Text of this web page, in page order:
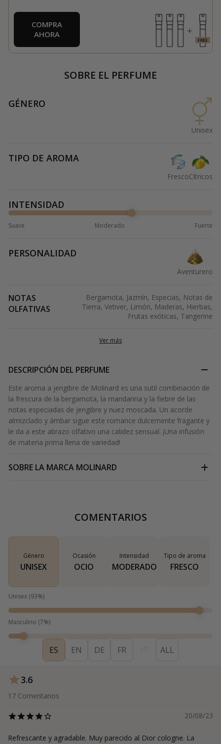
COMPRA
AHORA
SOBRE EL PERFUME
GÉNERO
Unisex
TIPO DE AROMA
FrescoCítricos
INTENSIDAD
Suave Moderado Fuerte
PERSONALIDAD
Aventurero
NOTAS
OLFATIVAS
Bergamota, Jazmín, Especias, Notas de
Tierra, Vetiver, Limón, Maderas, Hierbas,
Frutas exóticas, Tangerine
Ver más
DESCRIPCIÓN DEL PERFUME
Este aroma a jengibre de Molinard es una sutil combinación de
la frescura de la bergamota, la mandarina y la fiebre de las
notas especiadas de jengibre y nuez moscada. Un acorde
almizclado y ámbar sigue este romance dulcemente fragante y
le da a este abrazo olfativo una calidez sensual. ¡Una infusión
de materia prima llena de variedad!
SOBRE LA MARCA MOLINARD
COMENTARIOS
Género
UNISEX
Ocasión
OCIO
Intensidad
MODERADO
Tipo de aroma
FRESCO
Unisex (93%)
Masculino (7%)
ES EN DE FR ALL
3.6
17 Comentarios
20/08/23
Refrescante y agradable. Muy parecido al Dior cologne. La